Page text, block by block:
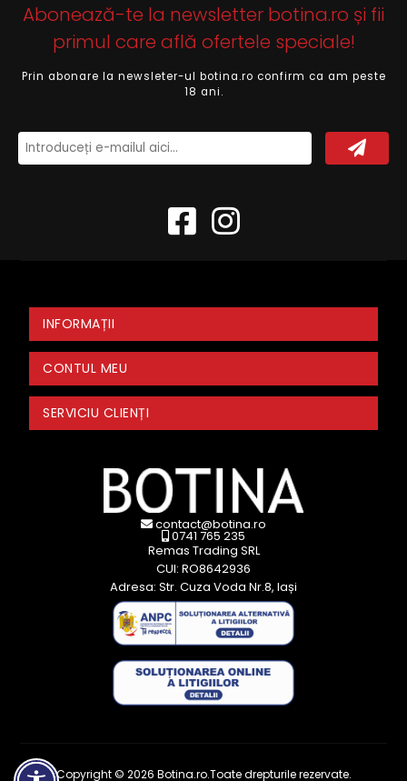
Abonează-te la newsletter botina.ro și fii
primul care află ofertele speciale!
Prin abonare la newsleter-ul botina.ro confirm ca am peste
18 ani.
INFORMAȚII
CONTUL MEU
SERVICIU CLIENȚI
contact@botina.ro
0741 765 235
Remas Trading SRL
CUI: RO8642936
Adresa: Str. Cuza Voda Nr.8, Iași
Copyright © 2026 Botina.ro.Toate drepturile rezervate.